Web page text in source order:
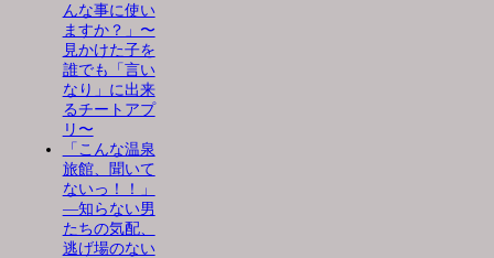
んな事に使い
ますか？」〜
見かけた子を
誰でも「言い
なり」に出来
るチートアプ
リ〜
「こんな温泉
旅館、聞いて
ないっ！！」
―知らない男
たちの気配、
逃げ場のない